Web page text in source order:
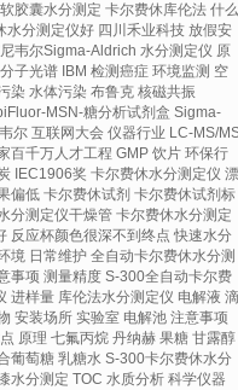
软胶囊水分测定 卡尔费休库伦法 什么
水分测定仪好 四川禾业科技 放假安
韦尔Sigma-Aldrich 水分测定仪 原
分子光谱 IBM 检测癌症 环境监测 空
染 水体污染 布鲁克 核磁共振
MSN-糖分析试剂盒 Sigma-
尔 互联网大会 仪器行业 LC-MS/
百千万人才工程 GMP 饮片 环保行
IEC1906奖 卡尔费休水分测定仪 漂
偏低 卡尔费休试剂 卡尔费休试剂标
分测定仪干燥管 卡尔费休水分测定
反应杯颜色很深不到终点 快速水分
境 日常维护 全自动卡尔费休水分测
事项 测量精度 S-300全自动卡尔费
进样量 库伦法水分测定仪 电解液 滴
安装场所 实验室 电解池 注意事项
原理 七氟丙烷 丹纳赫 果糖 甘露醇
葡萄糖 乳糖水 S-300卡尔费休水分
水分测定 TOC 水质分析 科学仪器